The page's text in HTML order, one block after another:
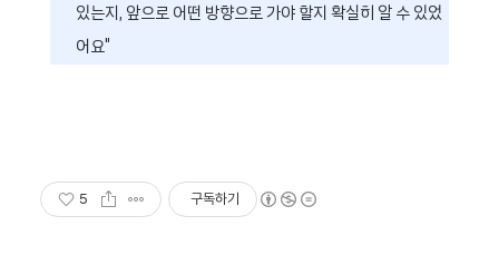
있는지, 앞으로 어떤 방향으로 가야 할지 확실히 알 수 있었
어요"
5 구독하기